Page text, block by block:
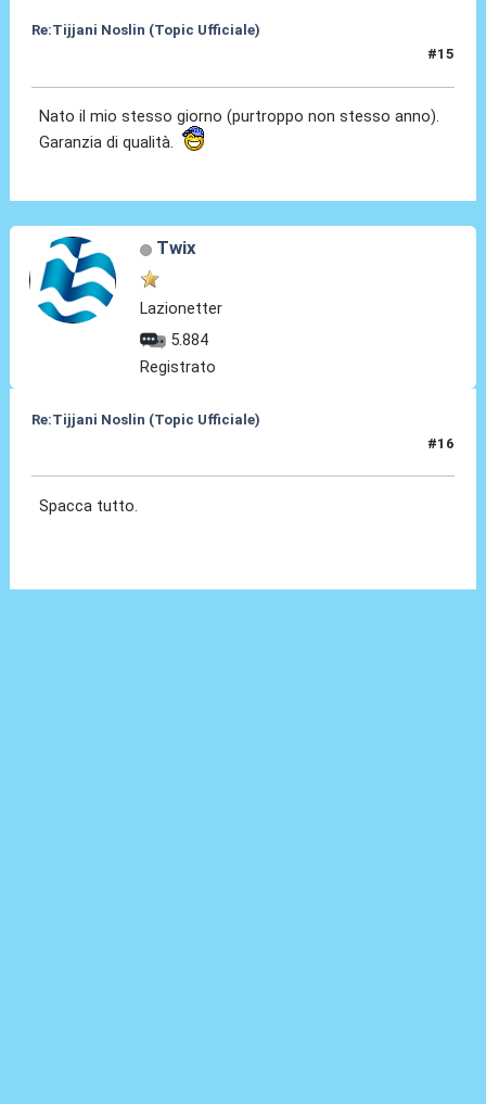
Re:Tijjani Noslin (Topic Ufficiale)
#15
Nato il mio stesso giorno (purtroppo non stesso anno).
Garanzia di qualità.
Twix
Lazionetter
5.884
Registrato
Re:Tijjani Noslin (Topic Ufficiale)
#16
Spacca tutto.